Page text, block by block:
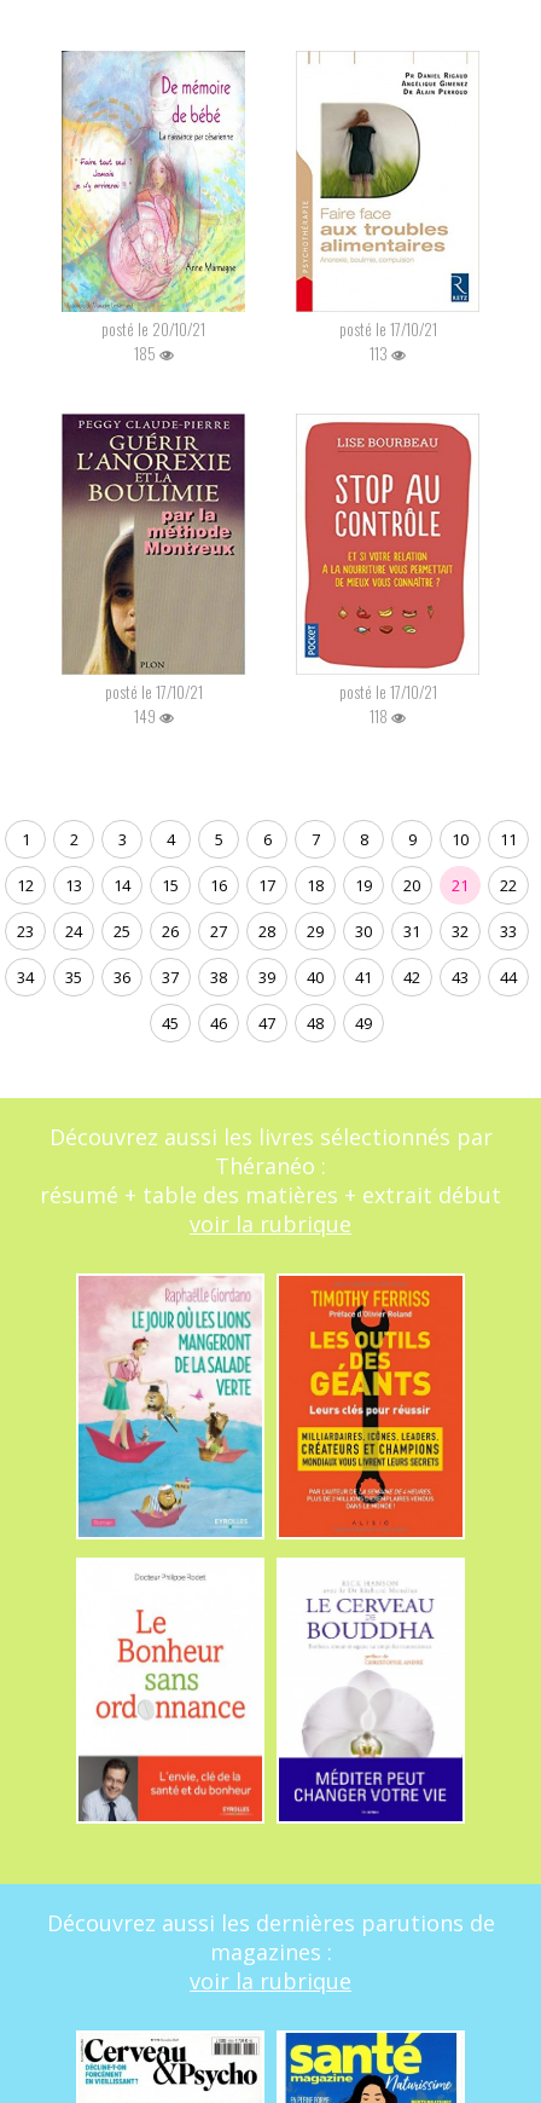
posté le 20/10/21
185
posté le 17/10/21
113
posté le 17/10/21
149
posté le 17/10/21
118
1 2 3 4 5 6 7 8 9 10 11
12 13 14 15 16 17 18 19 20 21 22
23 24 25 26 27 28 29 30 31 32 33
34 35 36 37 38 39 40 41 42 43 44
45 46 47 48 49
Découvrez aussi les livres sélectionnés par
Théranéo :
résumé + table des matières + extrait début
voir la rubrique
Découvrez aussi les dernières parutions de
magazines :
voir la rubrique